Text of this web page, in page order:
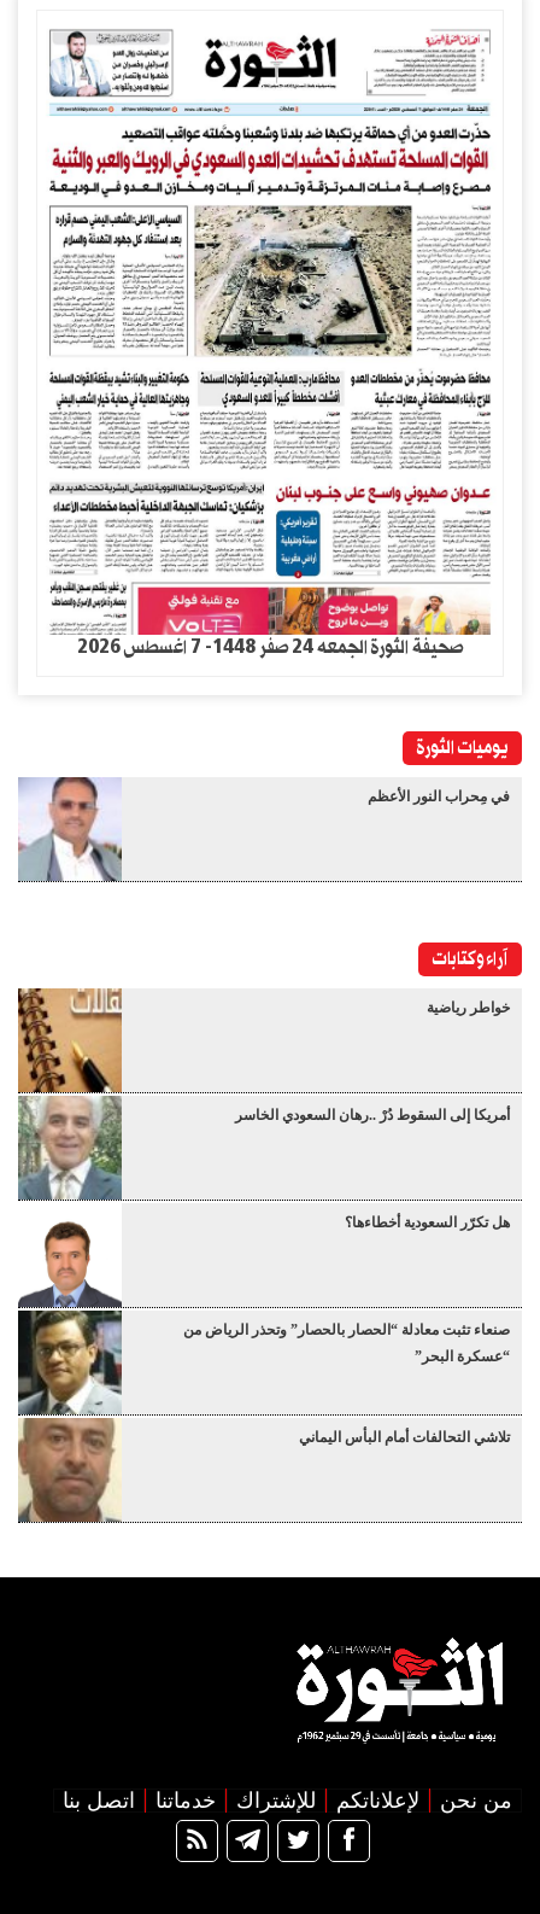
صحيفة الثورة الجمعه 24 صفر 1448- 7 اغسطس 2026
يوميات الثورة
في مِحراب النور الأعظم
آراء وكتابات
خواطر رياضية
أمريكا إلى السقوط دُرْ ..رهان السعودي الخاسر
هل تكرّر السعودية أخطاءها؟
صنعاء تثبت معادلة “الحصار بالحصار” وتحذر الرياض من
“عسكرة البحر”
تلاشي التحالفات أمام البأس اليماني
من نحن لإعلاناتكم للإشتراك خدماتنا اتصل بنا